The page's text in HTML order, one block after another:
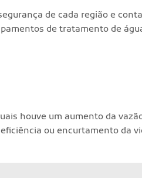
de cada região e
de tratamento de
houve um aumento da
ou encurtamento da